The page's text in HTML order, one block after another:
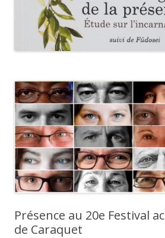
Présence au 20e Festival
de Caraquet